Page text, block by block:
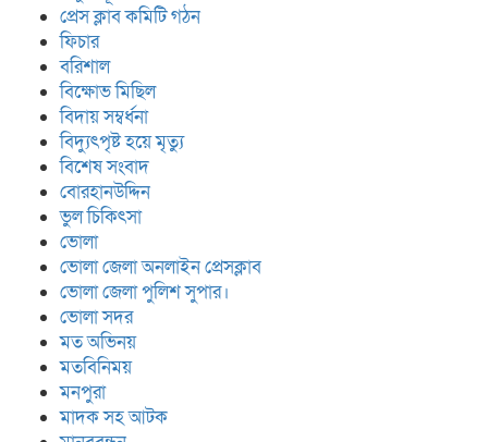
প্রেস ক্লাব কমিটি গঠন
ফিচার
বরিশাল
বিক্ষোভ মিছিল
বিদায় সম্বর্ধনা
বিদ্যুৎপৃষ্ট হয়ে মৃত্যু
বিশেষ সংবাদ
বোরহানউদ্দিন
ভুল চিকিৎসা
ভোলা
ভোলা জেলা অনলাইন প্রেসক্লাব
ভোলা জেলা পুলিশ সুপার।
ভোলা সদর
মত অভিনয়
মতবিনিময়
মনপুরা
মাদক সহ আটক